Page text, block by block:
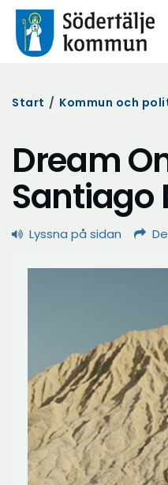
Start / Kommun och
Dream
Santiago
Lyssna på sidan